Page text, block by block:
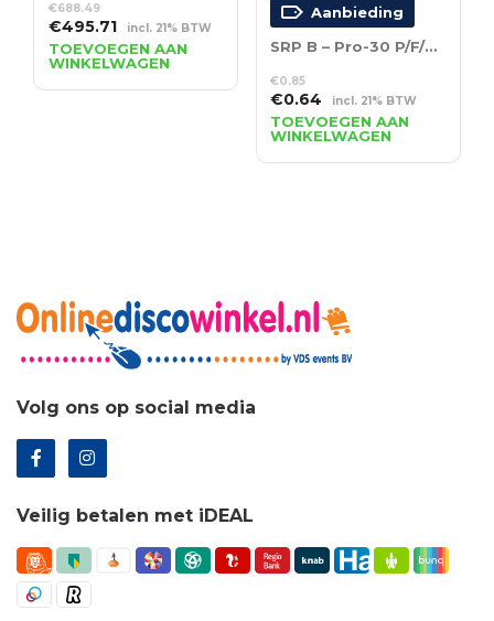
€688.49
Oorspronkelijke
prijs
was:
€688.49.
€495.71Huidige
prijs
is:
€495.71.
incl. 21% BTW
TOEVOEGEN AAN
WINKELWAGEN
Aanbieding
SRP B – Pro-30 P/F/G Truss
€0.85
Oorspronkelijke
prijs
was:
€0.85.
€0.64 Huidige
prijs
is:
€0.64.
incl. 21% BTW
TOEVOEGEN AAN
WINKELWAGEN
Volg ons op social media
Veilig betalen met iDEAL